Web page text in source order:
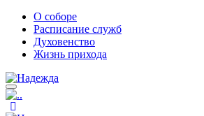
О соборе
Расписание служб
Духовенство
Жизнь прихода